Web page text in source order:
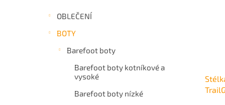
OBLEČENÍ
BOTY
Barefoot boty
Barefoot boty kotníkové a
vysoké
Barefoot boty nízké